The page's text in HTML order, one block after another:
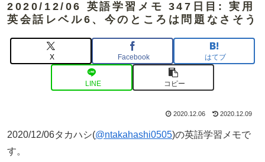
2020/12/06 英語学習メモ 347日目: 実用
英会話レベル6、今のところは問題なさそう
X Facebook はてブ
LINE コピー
2020.12.06 2020.12.09
2020/12/06タカハシ(@ntakahashi0505)の英語学習メモで
す。